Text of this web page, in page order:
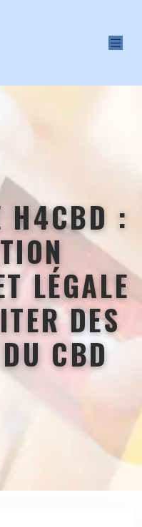
H4CBD :
LÉGALE
DES
CBD